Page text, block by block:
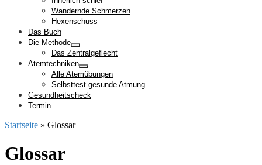
Wandernde Schmerzen
Hexenschuss
Das Buch
Die Methode
Das Zentralgeflecht
Atemtechniken
Alle Atemübungen
Selbsttest gesunde Atmung
Gesundheitscheck
Termin
Startseite » Glossar
Glossar